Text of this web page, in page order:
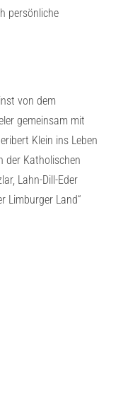
persönliche
von dem
gemeinsam mit
Klein ins Leben
der Katholischen
Lahn-Dill-Eder
Limburger Land“